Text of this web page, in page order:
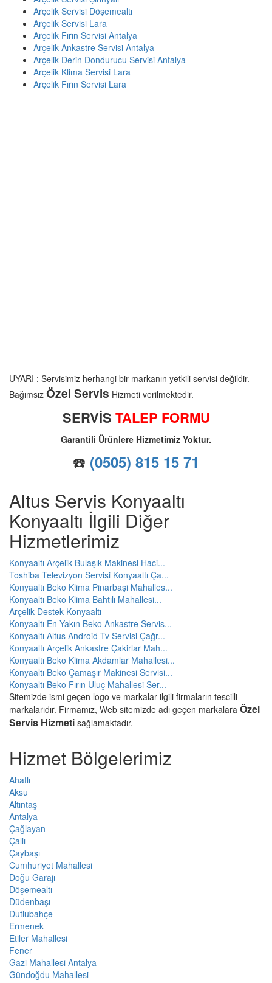
Arçelik Servisi Döşemealtı
Arçelik Servisi Lara
Arçelik Fırın Servisi Antalya
Arçelik Ankastre Servisi Antalya
Arçelik Derin Dondurucu Servisi Antalya
Arçelik Klima Servisi Lara
Arçelik Fırın Servisi Lara
UYARI : Servisimiz herhangi bir markanın yetkili servisi değildir.
Bağımsız Özel Servis Hizmeti verilmektedir.
SERVİS TALEP FORMU
Garantili Ürünlere Hizmetimiz Yoktur.
☎️ (0505) 815 15 71
Altus Servis Konyaaltı
Konyaaltı İlgili Diğer
Hizmetlerimiz
Konyaaltı Arçelik Bulaşık Makinesi Haci...
Toshiba Televizyon Servisi Konyaaltı Ça...
Konyaaltı Beko Klima Pinarbaşi Mahalles...
Konyaaltı Beko Klima Bahtılı Mahallesi...
Arçelik Destek Konyaaltı
Konyaaltı En Yakın Beko Ankastre Servis...
Konyaaltı Altus Android Tv Servisi Çağr...
Konyaaltı Arçelik Ankastre Çakirlar Mah...
Konyaaltı Beko Klima Akdamlar Mahallesi...
Konyaaltı Beko Çamaşır Makinesi Servisi...
Konyaaltı Beko Fırın Uluç Mahallesi Ser...
Sitemizde ismi geçen logo ve markalar ilgili firmaların tescilli
markalarıdır. Firmamız, Web sitemizde adı geçen markalara Özel
Servis Hizmeti sağlamaktadır.
Hizmet Bölgelerimiz
Ahatlı
Aksu
Altıntaş
Antalya
Çağlayan
Çallı
Çaybaşı
Cumhuriyet Mahallesi
Doğu Garajı
Döşemealtı
Düdenbaşı
Dutlubahçe
Ermenek
Etiler Mahallesi
Fener
Gazi Mahallesi Antalya
Gündoğdu Mahallesi